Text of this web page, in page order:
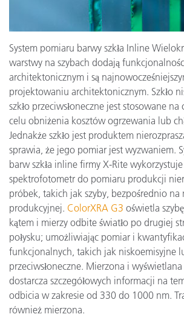
System pomiaru barwy szkła Inline
warstwy na szybach dodają
architektonicznym i są
projektowaniu architektonicznym. Szkło
szkło przeciwsłoneczne jest stosowane na
celu obniżenia kosztów ogrzewania lub
Jednakże szkło jest produktem
sprawia, że jego pomiar jest wyzwaniem.
barw szkła inline firmy X-Rite
spektrofotometr do pomiaru produkcji
próbek, takich jak szyby, bezpośrednio na
produkcyjnej. ColorXRA G3 oświetla
kątem i mierzy odbite światło po drugiej
połysku; umożliwiając pomiar i
funkcjonalnych, takich jak niskoemisyjne
przeciwsłoneczne. Mierzona i
dostarcza szczegółowych informacji na
odbicia w zakresie od 330 do 1000 nm.
również mierzona.